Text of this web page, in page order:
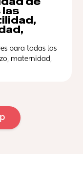
las
para todas las
maternidad,